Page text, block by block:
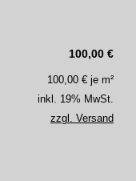
100,00 €
100,00 € je m²
inkl. 19% MwSt.
zzgl. Versand